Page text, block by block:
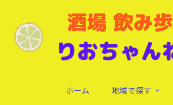
ホーム 地域で探す